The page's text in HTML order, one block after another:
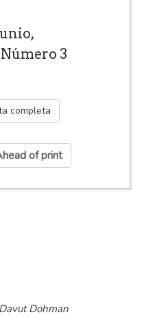
3
completa
of print
Dohman